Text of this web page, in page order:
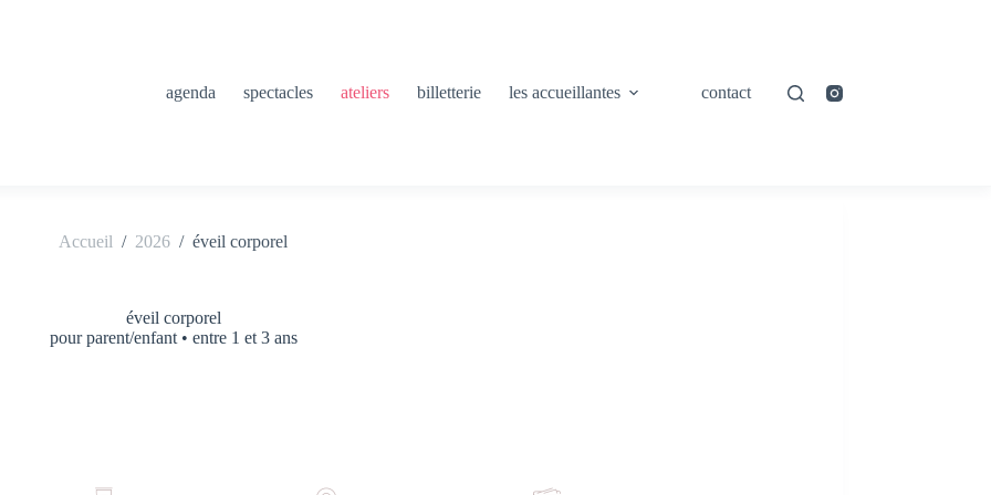
agenda spectacles ateliers billetterie les accueillantes contact
Accueil / 2026 / éveil corporel
éveil corporel
pour parent/enfant • entre 1 et 3 ans